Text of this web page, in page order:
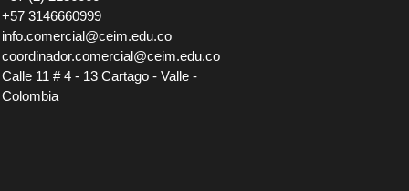
+57 3146660999
info.comercial@ceim.edu.co
coordinador.comercial@ceim.edu.co
Calle 11 # 4 - 13 Cartago - Valle -
Colombia